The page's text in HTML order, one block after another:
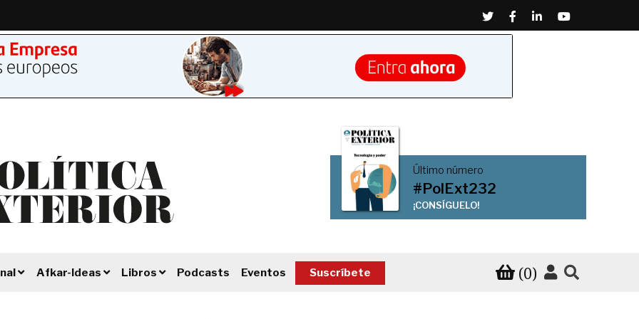
TwitterFacebook
LinkedinYoutube
Último número
#PolExt232
¡CONSÍGUELO!
Afkar-Ideas Libros Podcasts Eventos Suscríbete (0)